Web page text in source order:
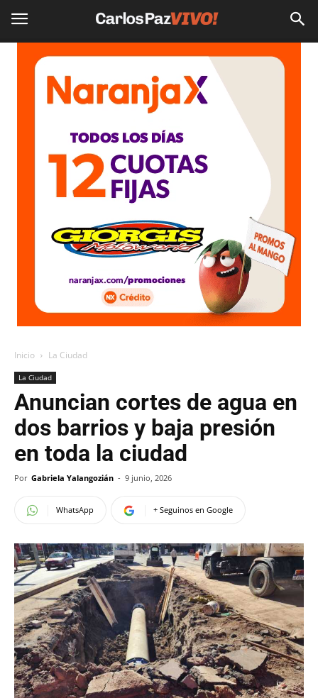
Inicio La Ciudad
La Ciudad
Anuncian cortes de agua en
dos barrios y baja presión
en toda la ciudad
Por Gabriela Yalangozián - 9 junio, 2026
WhatsApp + Seguinos en Google